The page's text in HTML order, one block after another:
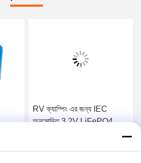
RV ক্যাম্পিং এর জন্য IEC
অনুমোদিত 3.2V LiFePO4